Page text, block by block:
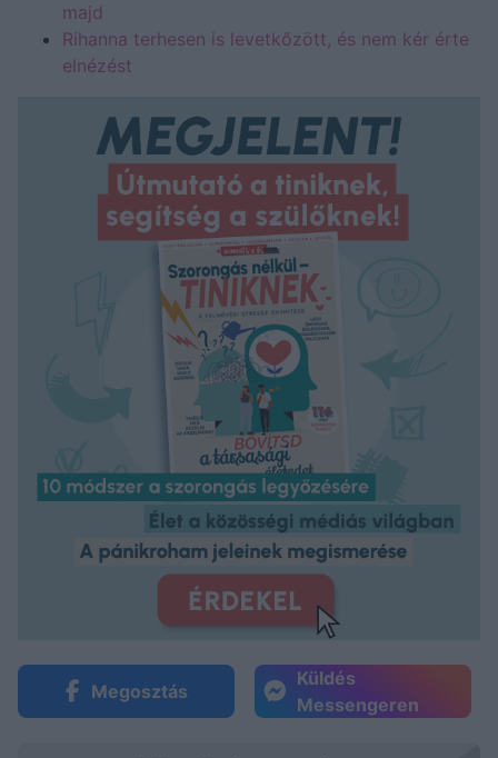
majd
Rihanna terhesen is levetkőzött, és nem kér érte
elnézést
Megosztás
Küldés
Messengeren